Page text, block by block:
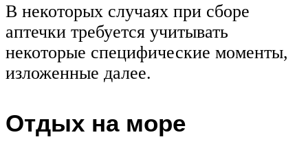
В некоторых случаях при сборе
аптечки требуется учитывать
некоторые специфические моменты,
изложенные далее.
Отдых на море